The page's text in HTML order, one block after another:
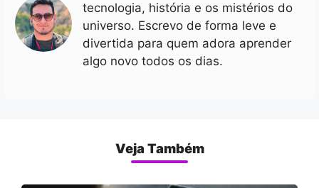
tecnologia, história e os mistérios do
universo. Escrevo de forma leve e
divertida para quem adora aprender
algo novo todos os dias.
Veja Também